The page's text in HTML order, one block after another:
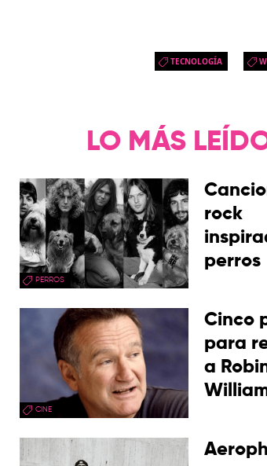
TECNOLOGÍA
LO MÁS
PERROS
rock
perros
CINE
Cinco
para
a